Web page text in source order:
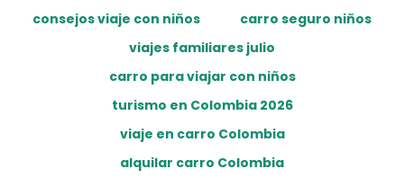
consejos viaje con niños
carro seguro niños
viajes familiares julio
carro para viajar con niños
turismo en Colombia 2026
viaje en carro Colombia
alquilar carro Colombia